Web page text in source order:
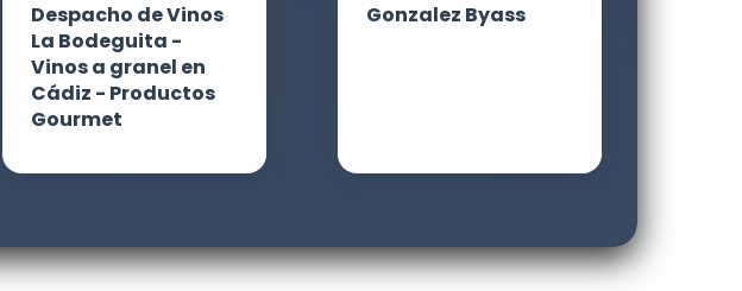
Despacho de Vinos
La Bodeguita -
Vinos a granel en
Cádiz - Productos
Gourmet
Gonzalez Byass